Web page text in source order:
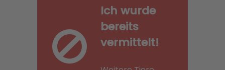
Ich wurde
bereits
vermittelt!